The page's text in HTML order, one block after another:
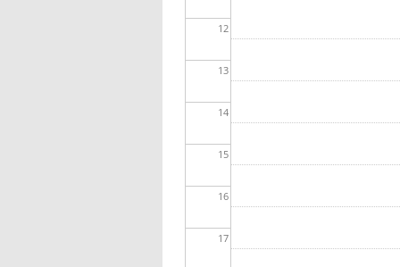
12
13
14
15
16
17